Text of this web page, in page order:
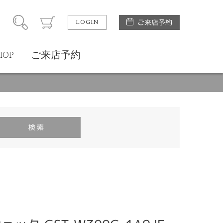
LOGIN ご来店予約
ご来店予約